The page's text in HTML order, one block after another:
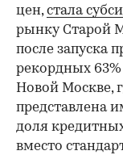
цен,стала
рынку Старой
после запуска
рекордных
Новой Москве,
представлена
доля
вместо